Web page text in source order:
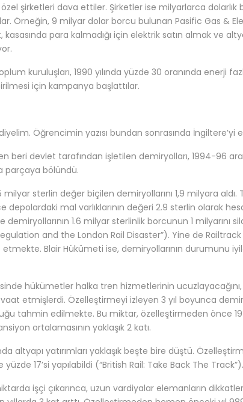
şirketleri dava ettiler. Şirketler ise milyarlarca dolarlık
Örneğin, 9 milyar dolar borcu bulunan Pasific Gas &
para kalmadığı için elektrik satın almak ve
kuruluşları, 1990 yılında yüzde 30 oranında enerji
için kampanya başlattılar.
Öğrencimin yazısı bundan sonrasında İngiltere’yi
beri devlet tarafından işletilen demiryolları, 1994-96
parçaya bölündü.
milyar sterlin değer biçilen demiryollarını 1,9 milyara
depolardaki mal varlıklarının değeri 2.9 sterlin olarak
1.6 milyar sterlinlik borcunun 1 milyarını
and the London Rail Disaster”). Yine de
Blair Hükümeti ise, demiryollarının durumunu
hükümetler halka tren hizmetlerinin
vaat etmişlerdi. Özelleştirmeyi izleyen 3 yıl boyunca
tahmin edilmekte. Bu miktar, özelleştirmeden önce
ortalamasının yaklaşık 2 katı.
altyapı yatırımları yaklaşık beşte bire düştü.
yüzde 17’si yapılabildi (“British Rail: Take Back The Track”).
işçi çıkarınca, uzun vardiyalar elemanların